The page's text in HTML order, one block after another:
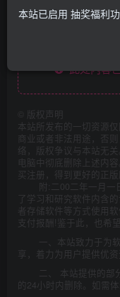
下载地址：
此处内容
版权声明
本站所发布的一切资源
商业或者非法用途，否
络，版权争议与本站无
电脑中彻底删除上述内
买注册，得到更好的正版
附:二00二年一月一
了学习和研究软件内含
者存储软件等方式使用
支付报酬!鉴于此，也希
一、本站致力于为
享，着力为用户提供优资
二、 本站提供的部
的24小时内删除。如需
本站已启用 抽奖福利